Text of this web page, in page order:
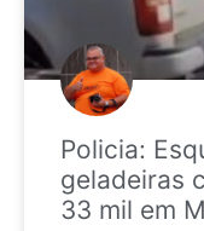
Policia:
geladeiras
33 mil em